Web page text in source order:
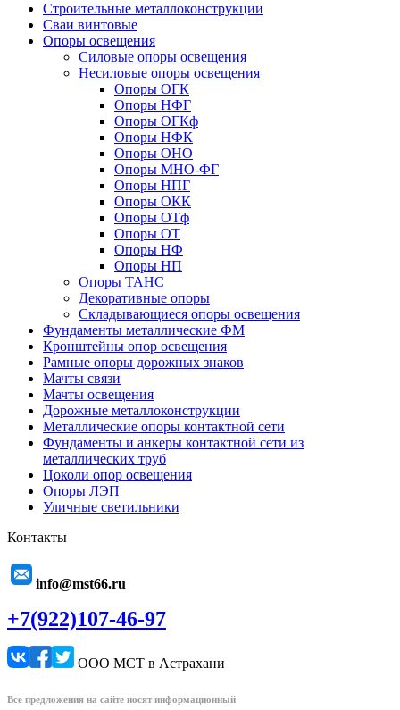
Строительные металлоконструкции
Сваи винтовые
Опоры освещения
Силовые опоры освещения
Несиловые опоры освещения
Опоры ОГК
Опоры НФГ
Опоры ОГКф
Опоры НФК
Опоры ОНО
Опоры МНО-ФГ
Опоры НПГ
Опоры ОКК
Опоры ОТф
Опоры ОТ
Опоры НФ
Опоры НП
Опоры ТАНС
Декоративные опоры
Складывающиеся опоры освещения
Фундаменты металлические ФМ
Кронштейны опор освещения
Рамные опоры дорожных знаков
Мачты связи
Мачты освещения
Дорожные металлоконструкции
Металлические опоры контактной сети
Фундаменты и анкеры контактной сети из
металлических труб
Цоколи опор освещения
Опоры ЛЭП
Уличные светильники
Контакты
info@mst66.ru
+7(922)107-46-97
ООО МСТ в Астрахани
Все предложения на сайте носят информационный